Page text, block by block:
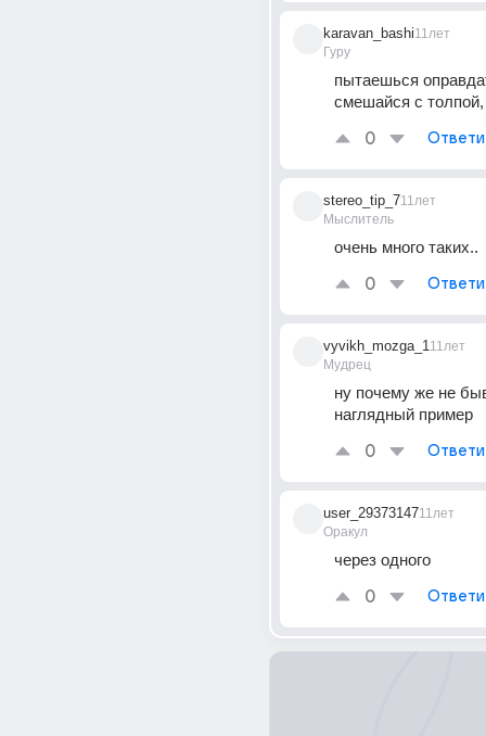
karavan_bashi
Гуру
11лет
пытаешься
смешайся с толпой,
0
stereo_tip_7
Мыслитель
11лет
очень много таких..
0
vyvikh_mozga_1
Мудрец
11лет
ну почему же не
наглядный пример
0
user_29373147
Оракул
11лет
через одного
0